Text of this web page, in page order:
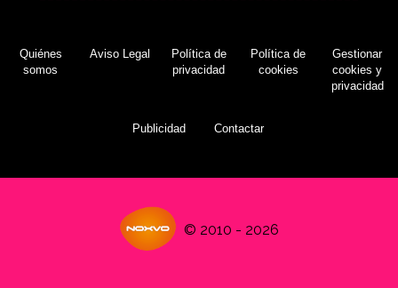
Quiénes
somos
Aviso Legal
Política de
privacidad
Política de
cookies
Gestionar
cookies y
privacidad
Publicidad Contactar
© 2010 - 2026